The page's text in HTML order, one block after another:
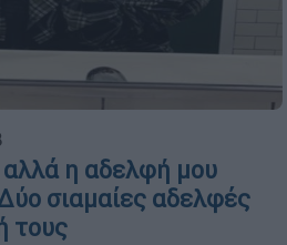
αλλά η αδελφή μου
σιαμαίες αδελφές
τους